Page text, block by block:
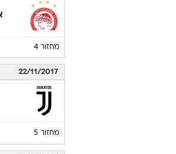
מחזור 4
22/11/2017
מחזור 5